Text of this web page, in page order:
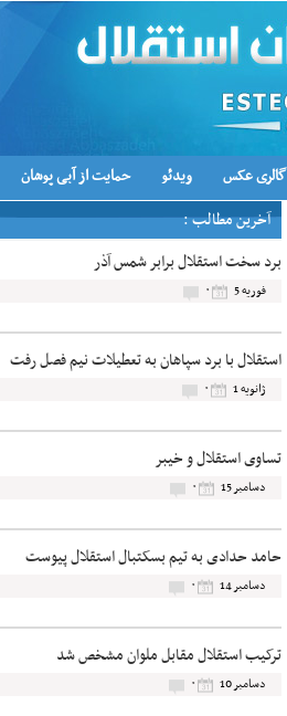
گالری عکس ویدئو حمایت از آبی پوشان
آخرین مطالب :
برد سخت استقلال برابر شمس آذر
فوریه 5 ۰
استقلال با برد سپاهان به تعطیلات نیم فصل رفت
ژانویه 1 ۰
تساوی استقلال و خیبر
دسامبر 15 ۰
حامد حدادی به تیم بسکتبال استقلال پیوست
دسامبر 14 ۰
ترکیب استقلال مقابل ملوان مشخص شد
دسامبر 10 ۰